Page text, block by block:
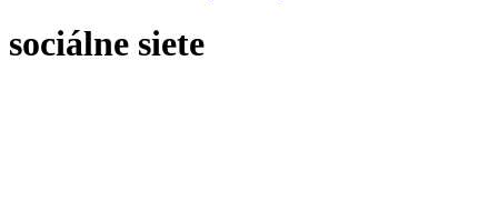
sociálne siete